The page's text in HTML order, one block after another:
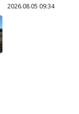
2026.08.05 09:34